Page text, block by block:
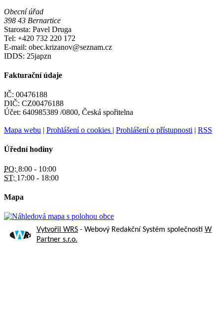
Obecní úřad
398 43 Bernartice
Starosta: Pavel Druga
Tel: +420 732 220 172
E-mail: obec.krizanov@seznam.cz
IDDS: 25japzn
Fakturační údaje
IČ: 00476188
DIČ: CZ00476188
Účet: 640985389 /0800, Česká spořitelna
Mapa webu | Prohlášení o cookies | Prohlášení o přístupnosti | RSS
Úřední hodiny
PO: 8:00 - 10:00
ST: 17:00 - 18:00
Mapa
Vytvořil WRS - Webový Redakční Systém společnosti W
Partner s.r.o.